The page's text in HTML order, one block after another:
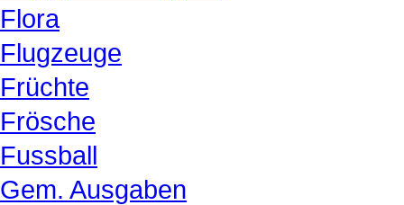
Flora
Flugzeuge
Früchte
Frösche
Fussball
Gem. Ausgaben